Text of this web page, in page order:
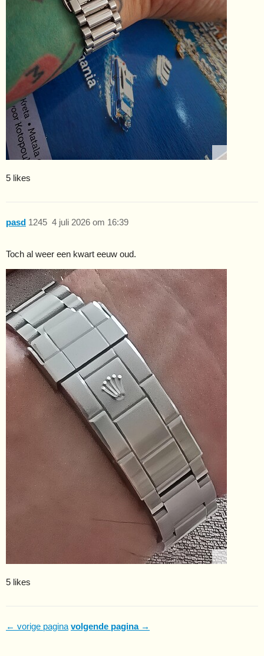
5 likes
pasd 4 juli 2026 om 16:39
1245
Toch al weer een kwart eeuw oud.
5 likes
← vorige pagina volgende pagina →